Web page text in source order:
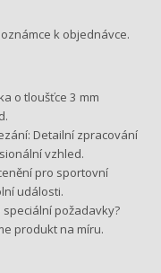
k objednávce.
o tloušťce 3 mm
Detailní zpracování
vzhled.
pro sportovní
události.
požadavky?
produkt na míru.